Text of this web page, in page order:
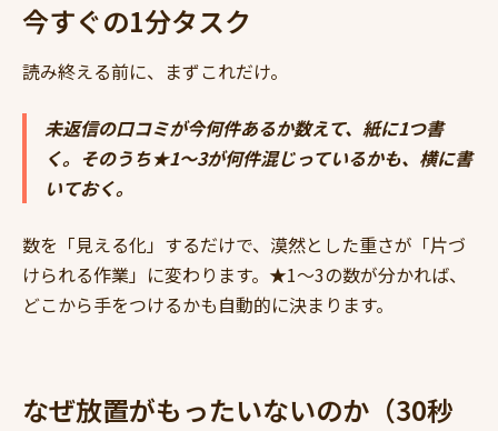
今すぐの1分タスク
読み終える前に、まずこれだけ。
未返信の口コミが今何件あるか数えて、紙に1つ書
く。そのうち★1〜3が何件混じっているかも、横に書
いておく。
数を「見える化」するだけで、漠然とした重さが「片づ
けられる作業」に変わります。★1〜3の数が分かれば、
どこから手をつけるかも自動的に決まります。
なぜ放置がもったいないのか（30秒